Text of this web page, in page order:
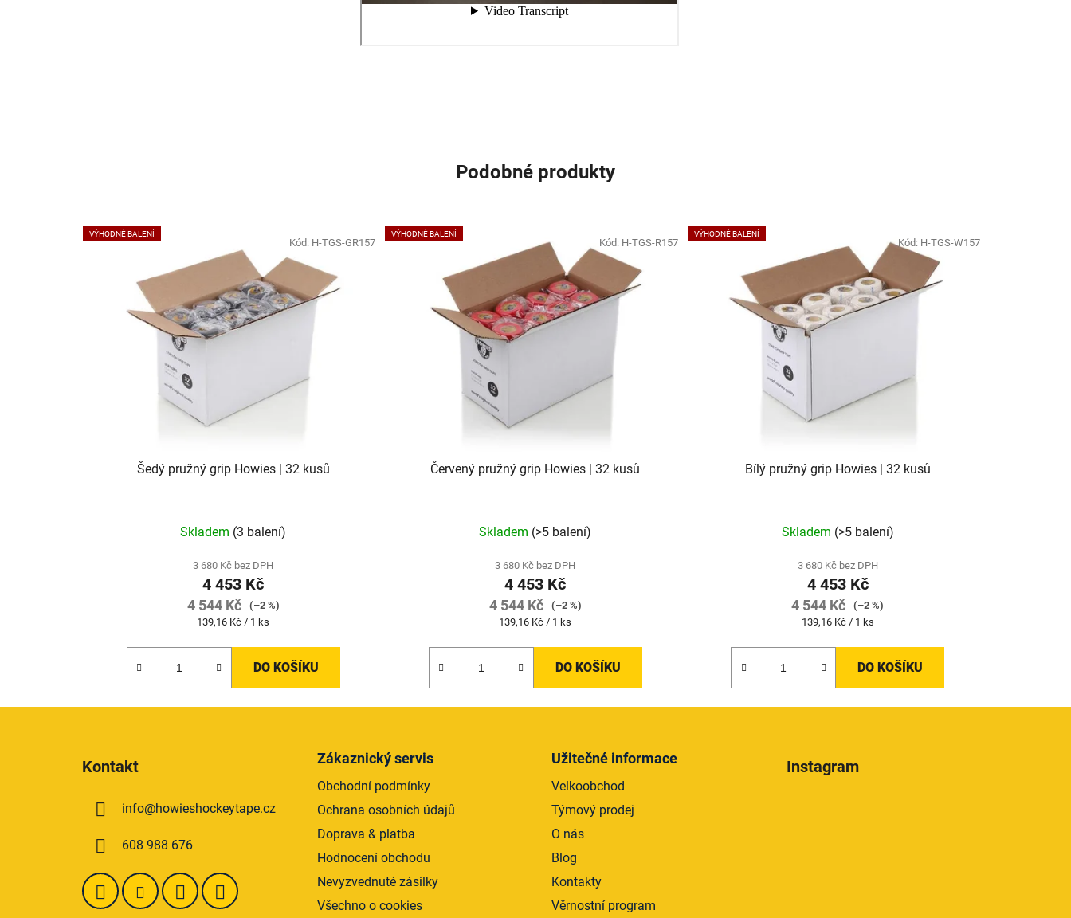
Podobné produkty
VÝHODNÉ BALENÍ
Šedý pružný grip Howies | 32 kusů
Skladem (3 balení)
3 680 Kč bez DPH
4 453 Kč
4 544 Kč
(–2 %)
Měrná
139,16 Kč / 1 ks
DO KOŠÍKU
Kód: H-TGS-GR157
VÝHODNÉ BALENÍ
Červený pružný grip Howies | 32 kusů
Skladem (>5 balení)
3 680 Kč bez DPH
4 453 Kč
4 544 Kč
(–2 %)
Měrná
139,16 Kč / 1 ks
DO KOŠÍKU
Kód: H-TGS-R157
VÝHODNÉ BALENÍ
Bílý pružný grip Howies | 32 kusů
Skladem (>5 balení)
3 680 Kč bez DPH
4 453 Kč
4 544 Kč
(–2 %)
Měrná
139,16 Kč / 1 ks
DO KOŠÍKU
Kód: H-TGS-W157
Kontakt
info@howieshockeytape.cz
608 988 676
Zákaznický servis
Obchodní podmínky
Ochrana osobních údajů
Doprava & platba
Hodnocení obchodu
Nevyzvednuté zásilky
Všechno o cookies
Užitečné informace
Velkoobchod
Týmový prodej
O nás
Blog
Kontakty
Věrnostní program
Instagram